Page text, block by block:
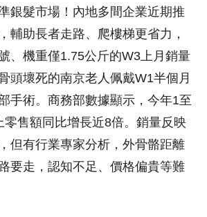
銀髮市場！內地多間企業近期推
輔助長者走路、爬樓梯更省力，
、機重僅1.75公斤的W3上月銷量
頭壞死的南京老人佩戴W1半個月
手術。商務部數據顯示，今年1至
零售額同比增長近8倍。銷量反映
但有行業專家分析，外骨骼距離
要走，認知不足、價格偏貴等難